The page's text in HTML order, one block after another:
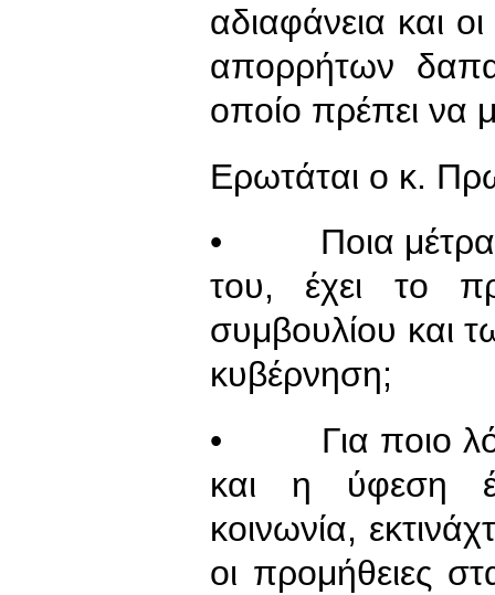
αδιαφάνεια και
απορρήτων
οποίο πρέπει να
Ερωτάται ο κ.
• Ποια μέτρα
του, έχει το
συμβουλίου και
κυβέρνηση;
• Για ποιο
και η ύφεση
κοινωνία,
οι προμήθειες